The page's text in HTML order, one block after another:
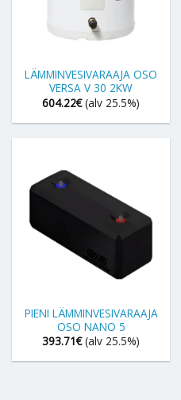
LÄMMINVESIVARAAJA OSO
VERSA V 30 2KW
604.22€ (alv 25.5%)
PIENI LÄMMINVESIVARAAJA
OSO NANO 5
393.71€ (alv 25.5%)